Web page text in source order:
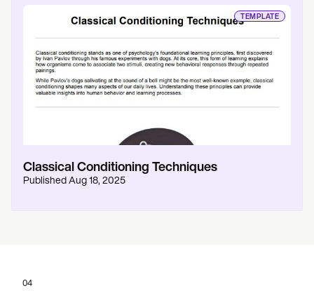
TEMPLATE
Classical Conditioning Techniques
Published Aug 18, 2025
04